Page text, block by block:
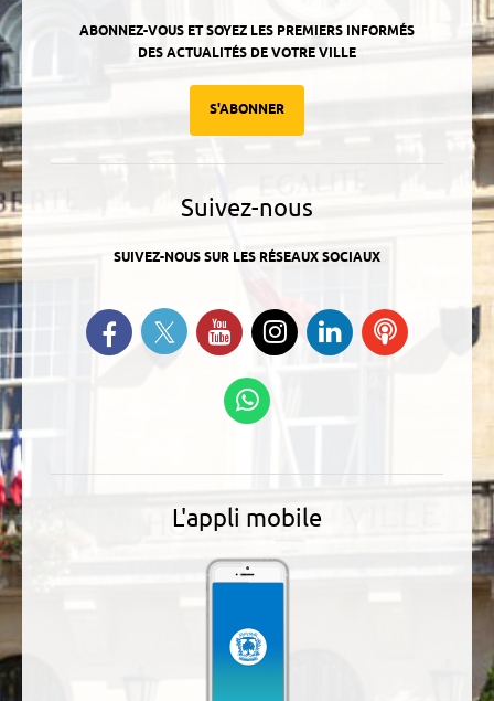
ABONNEZ-VOUS ET SOYEZ LES PREMIERS INFORMÉS
DES ACTUALITÉS DE VOTRE VILLE
S'ABONNER
Suivez-nous
SUIVEZ-NOUS SUR LES RÉSEAUX SOCIAUX
Retrouvez-nous sur Facebook
Suivez-nous sur Twitter
Suivez-nous sur YouTube
Suivez-nous sur
Instagram
Retrouvez-
nous sur
Ecoutez
L'appli mobile